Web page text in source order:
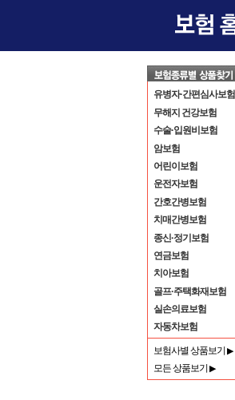
유병자·간편심사보험
무해지 건강보험
수술·입원비보험
암보험
어린이보험
운전자보험
간호간병보험
치매간병보험
종신·정기보험
연금보험
치아보험
골프·주택화재보험
실손의료보험
자동차보험
보험사별 상품보기▶
모든 상품보기 ▶